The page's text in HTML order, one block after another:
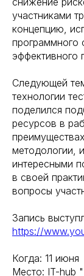
участниками
концепцию,
программного
эффективного
Следующей
технологии
поделился
ресурсов в
методологии,
интересными
в своей
вопросы
Запись
https://
Когда: 11 июня
Место: IT-hub